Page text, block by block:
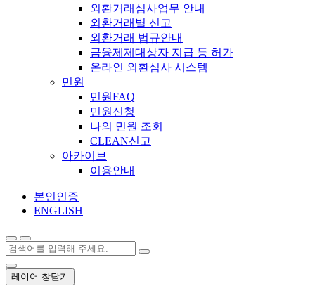
외환거래심사업무 안내
외환거래별 신고
외환거래 법규안내
금융제제대상자 지급 등 허가
온라인 외환심사 시스템
민원
민원FAQ
민원신청
나의 민원 조회
CLEAN신고
아카이브
이용안내
본인인증
ENGLISH
레이어 창닫기